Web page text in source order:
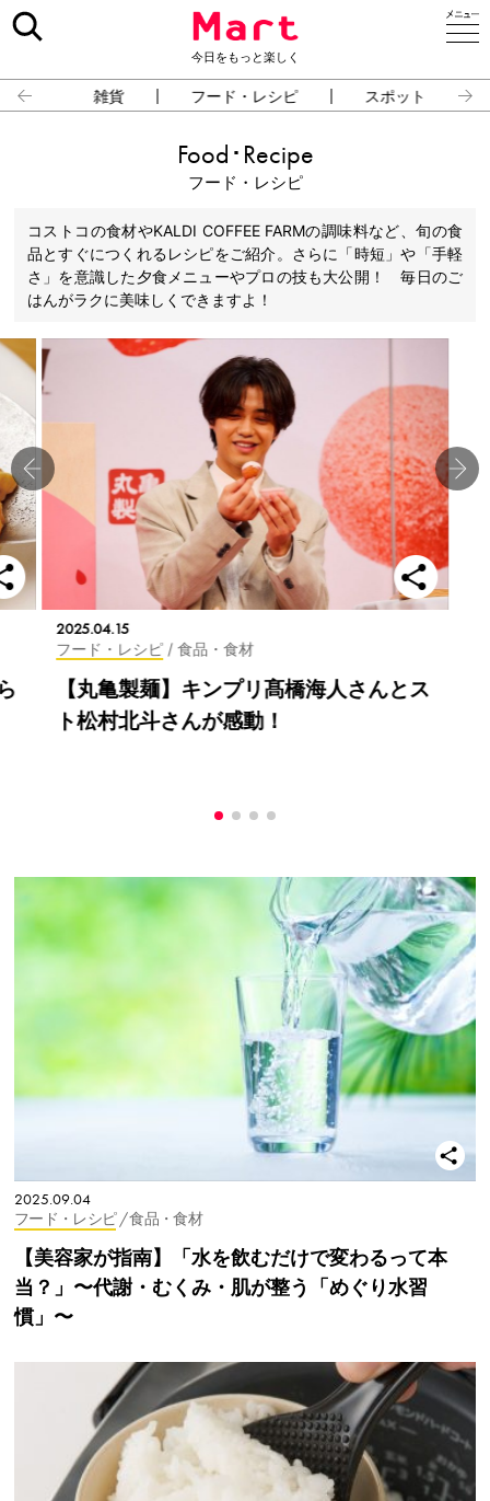
今日をもっと楽しく
雑貨 フード・レシピ スポット
Food･Recipe
フード・レシピ
コストコの食材やKALDI COFFEE FARMの調味料など、旬の食
品とすぐにつくれるレシピをご紹介。さらに「時短」や「手軽
さ」を意識した夕食メニューやプロの技も大公開！ 毎日のご
はんがラクに美味しくできますよ！
2025.04.15
フード・レシピ/ 食品・食材
【丸亀製麺】キンプリ髙橋海人さんとス
ト松村北斗さんが感動！
2025.09.04
フード・レシピ / 食品・食材
【美容家が指南】「水を飲むだけで変わるって本
当？」〜代謝・むくみ・肌が整う「めぐり水習
慣」〜